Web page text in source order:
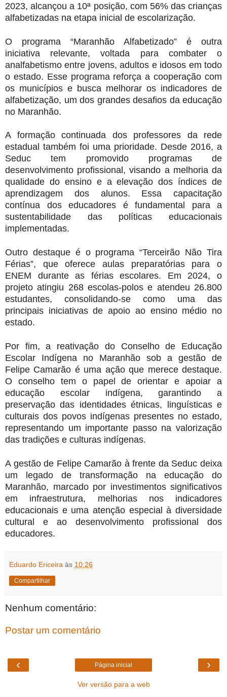
2023, alcançou a 10ª posição, com 56% das crianças
alfabetizadas na etapa inicial de escolarização.
O programa “Maranhão Alfabetizado” é outra
iniciativa relevante, voltada para combater o
analfabetismo entre jovens, adultos e idosos em todo
o estado. Esse programa reforça a cooperação com
os municípios e busca melhorar os indicadores de
alfabetização, um dos grandes desafios da educação
no Maranhão.
A formação continuada dos professores da rede
estadual também foi uma prioridade. Desde 2016, a
Seduc tem promovido programas de
desenvolvimento profissional, visando a melhoria da
qualidade do ensino e a elevação dos índices de
aprendizagem dos alunos. Essa capacitação
contínua dos educadores é fundamental para a
sustentabilidade das políticas educacionais
implementadas.
Outro destaque é o programa “Terceirão Não Tira
Férias”, que oferece aulas preparatórias para o
ENEM durante as férias escolares. Em 2024, o
projeto atingiu 268 escolas-polos e atendeu 26.800
estudantes, consolidando-se como uma das
principais iniciativas de apoio ao ensino médio no
estado.
Por fim, a reativação do Conselho de Educação
Escolar Indígena no Maranhão sob a gestão de
Felipe Camarão é uma ação que merece destaque.
O conselho tem o papel de orientar e apoiar a
educação escolar indígena, garantindo a
preservação das identidades étnicas, linguísticas e
culturais dos povos indígenas presentes no estado,
representando um importante passo na valorização
das tradições e culturas indígenas.
A gestão de Felipe Camarão à frente da Seduc deixa
um legado de transformação na educação do
Maranhão, marcado por investimentos significativos
em infraestrutura, melhorias nos indicadores
educacionais e uma atenção especial à diversidade
cultural e ao desenvolvimento profissional dos
educadores.
Eduardo Ericeira às 10:26
Compartilhar
Nenhum comentário:
Postar um comentário
‹ ›
Página inicial
Ver versão para a web